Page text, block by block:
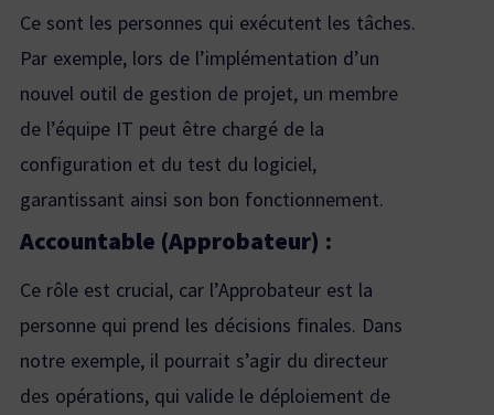
Ce sont les personnes qui exécutent les tâches.
Par exemple, lors de l’implémentation d’un
nouvel outil de gestion de projet, un membre
de l’équipe IT peut être chargé de la
configuration et du test du logiciel,
garantissant ainsi son bon fonctionnement.
Accountable (Approbateur) :
Ce rôle est crucial, car l’Approbateur est la
personne qui prend les décisions finales. Dans
notre exemple, il pourrait s’agir du directeur
des opérations, qui valide le déploiement de